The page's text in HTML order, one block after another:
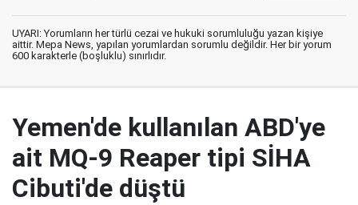
UYARI: Yorumların her türlü cezai ve hukuki sorumluluğu yazan kişiye
aittir. Mepa News, yapılan yorumlardan sorumlu değildir. Her bir yorum
600 karakterle (boşluklu) sınırlıdır.
Yemen'de kullanılan ABD'ye
ait MQ-9 Reaper tipi SİHA
Cibuti'de düştü